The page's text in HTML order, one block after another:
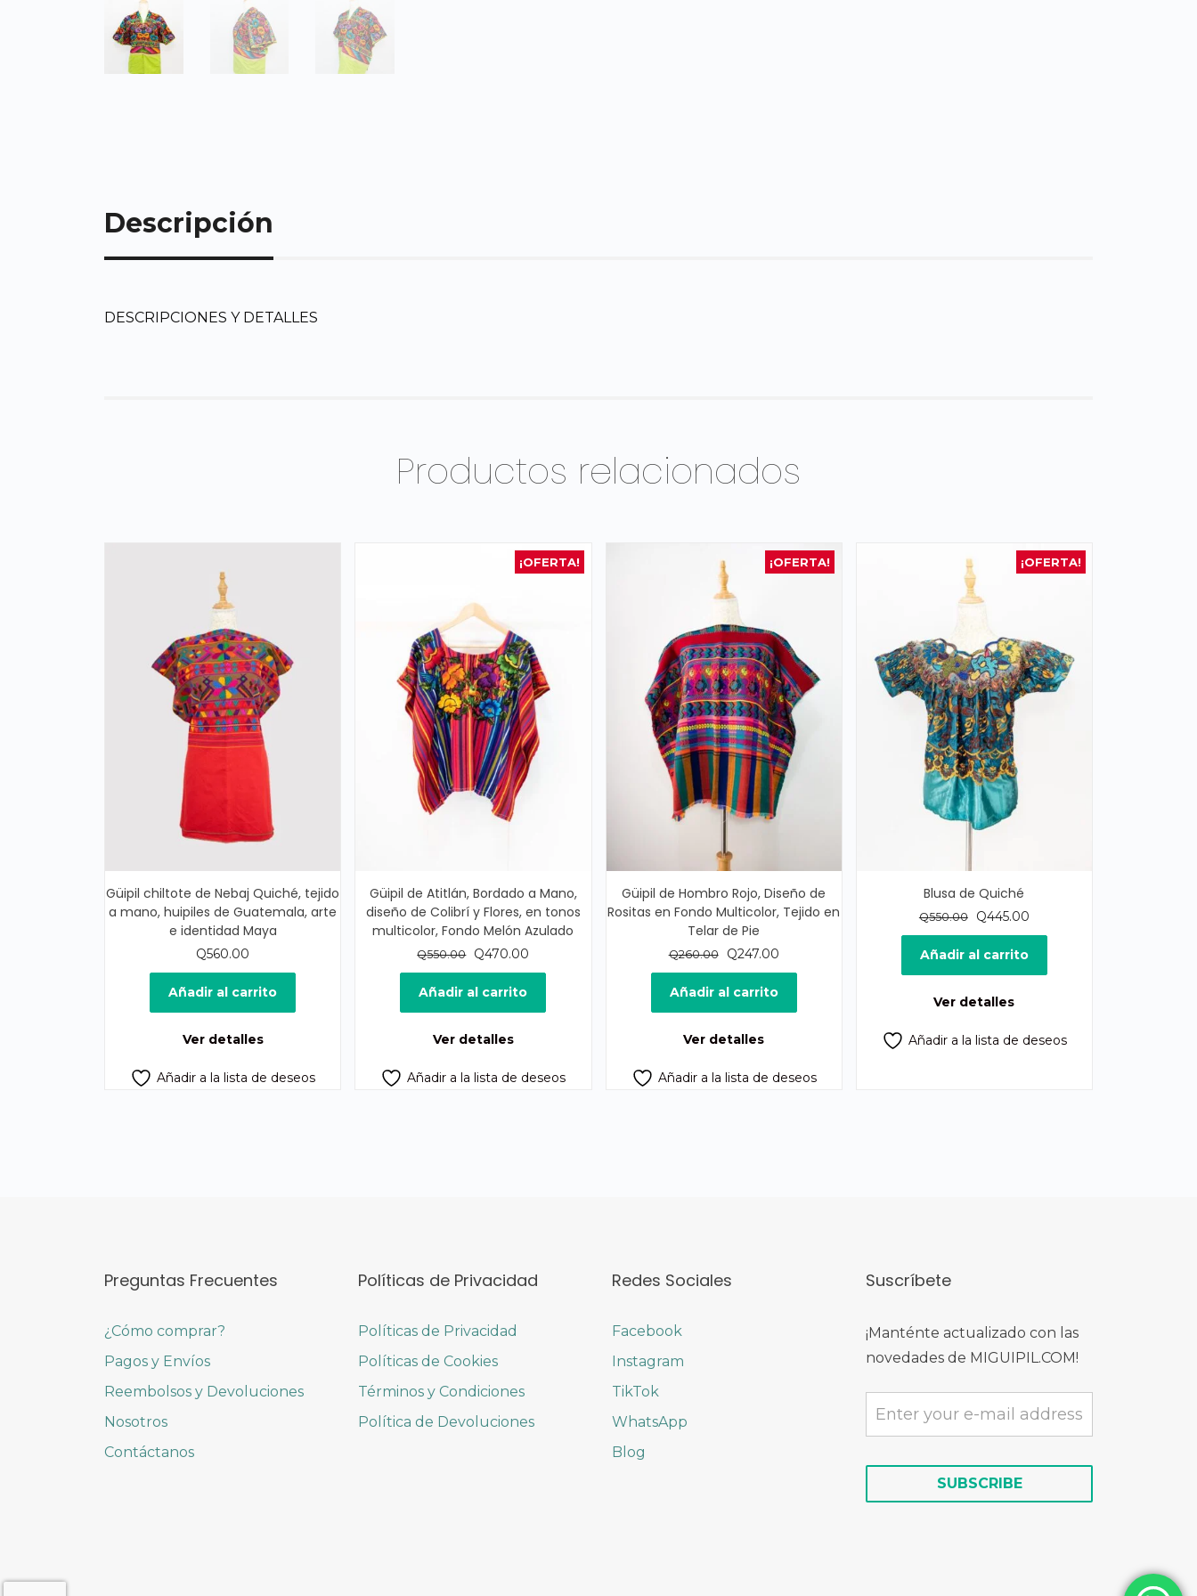
Descripción
DESCRIPCIONES Y DETALLES
Productos relacionados
Güipil chiltote de Nebaj Quiché, tejido
a mano, huipiles de Guatemala, arte
e identidad Maya
Q560.00
Añadir al carrito
Ver detalles
Añadir a la lista de deseos
¡OFERTA!
Güipil de Atitlán, Bordado a Mano,
diseño de Colibrí y Flores, en tonos
multicolor, Fondo Melón Azulado
Q550.00
El
precio
original
era:
Q470.00
precio
es:
Añadir al carrito
Ver detalles
Añadir a la lista de deseos
¡OFERTA!
Güipil de Hombro Rojo, Diseño de
Rositas en Fondo Multicolor, Tejido en
Telar de Pie
Q260.00
El
precio
original
era:
Q247.00El
precio
actual
es:
Añadir al carrito
Ver detalles
Añadir a la lista de deseos
¡OFERTA!
Blusa de Quiché
Q550.00
El
precio
original
era:
Q445.00El
precio
actual
es:
Añadir al carrito
Ver detalles
Añadir a la lista de deseos
Preguntas Frecuentes
¿Cómo comprar?
Pagos y Envíos
Reembolsos y Devoluciones
Nosotros
Contáctanos
Políticas de Privacidad
Políticas de Privacidad
Políticas de Cookies
Términos y Condiciones
Política de Devoluciones
Redes Sociales
Facebook
Instagram
TikTok
WhatsApp
Blog
Suscríbete
¡Manténte actualizado con las
novedades de MIGUIPIL.COM!